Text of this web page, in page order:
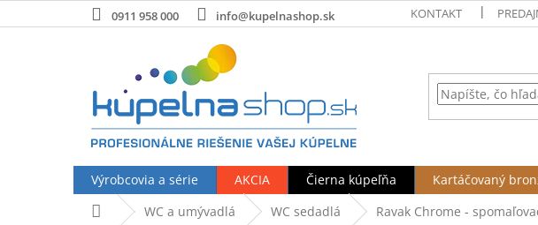
na
0911 958 000 info@kupelnashop.sk KONTAKT
Výrobcovia a série AKCIA Čierna kúpeľňa Kartáčovaný
DomovWC a umývadlá WC sedadlá Ravak Chrome -